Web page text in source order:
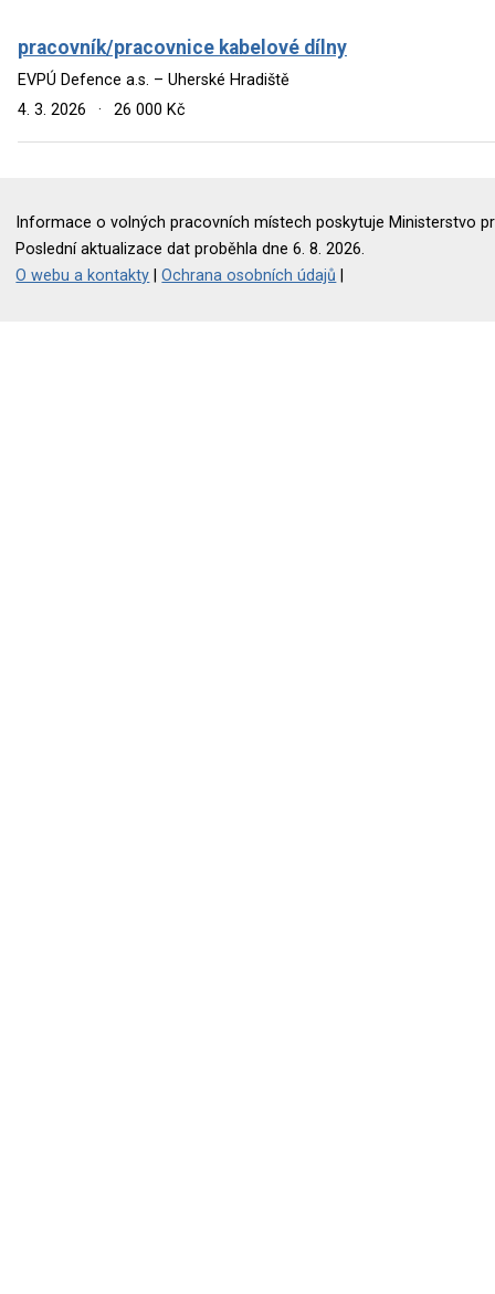
pracovník/pracovnice kabelové dílny
EVPÚ Defence a.s. – Uherské Hradiště
4. 3. 2026
· 26 000 Kč
Informace o volných pracovních místech poskytuje Ministerstvo
Poslední aktualizace dat proběhla dne 6. 8. 2026.
O webu a kontakty |Ochrana osobních údajů